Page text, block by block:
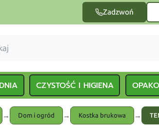
Zadzwoń
CZYSTOŚĆ I HIGIENA
→ Dom i ogród → Kostka brukowa →